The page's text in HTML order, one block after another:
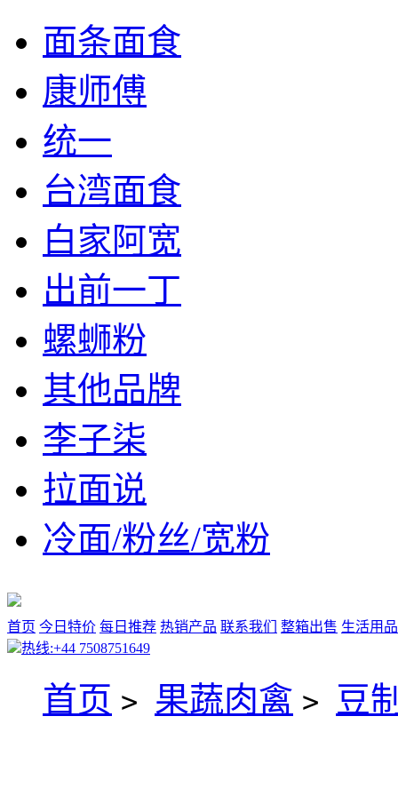
面条面食
康师傅
统一
台湾面食
白家阿宽
出前一丁
螺蛳粉
其他品牌
李子柒
拉面说
冷面/粉丝/宽粉
首页 今日特价 每日推荐 热销产品 联系我们 整箱出售 生活用品
热线:+44 7508751649
首页 > 果蔬肉禽 > 豆